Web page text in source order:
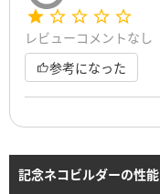
レビューコメントなし
参考になった
記念ネコビルダーの性能